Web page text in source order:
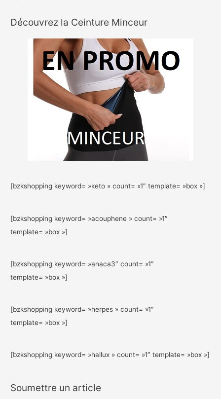
Découvrez la Ceinture Minceur
[bzkshopping keyword= »keto » count= »1″ template= »box »]
[bzkshopping keyword= »acouphene » count= »1″
template= »box »]
[bzkshopping keyword= »anaca3″ count= »1″
template= »box »]
[bzkshopping keyword= »herpes » count= »1″
template= »box »]
[bzkshopping keyword= »hallux » count= »1″ template= »box »]
Soumettre un article